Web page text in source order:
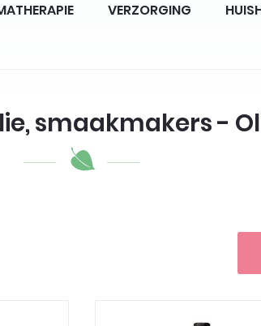
VERZORGING
smaakmakers -